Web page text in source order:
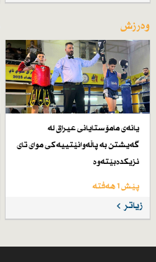
وەرزش
یانەی مامۆستایانی عیراق لە
گەیشتن بە پاڵەوانێتییەكی موای تای
نزیكدەبێتەوە
پێش 1 هەفتە
زیاتر